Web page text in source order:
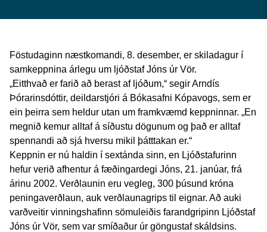
Föstudaginn næstkomandi, 8. desember, er skiladagur í
samkeppnina árlegu um ljóðstaf Jóns úr Vör.
„Eitthvað er farið að berast af ljóðum,“ segir Arndís
Þórarinsdóttir, deildarstjóri á Bókasafni Kópavogs, sem er
ein þeirra sem heldur utan um framkvæmd keppninnar. „En
megnið kemur alltaf á síðustu dögunum og það er alltaf
spennandi að sjá hversu mikil þátttakan er.“
Keppnin er nú haldin í sextánda sinn, en Ljóðstafurinn
hefur verið afhentur á fæðingardegi Jóns, 21. janúar, frá
árinu 2002. Verðlaunin eru vegleg, 300 þúsund króna
peningaverðlaun, auk verðlaunagrips til eignar. Að auki
varðveitir vinningshafinn sömuleiðis farandgripinn Ljóðstaf
Jóns úr Vör, sem var smíðaður úr göngustaf skáldsins.